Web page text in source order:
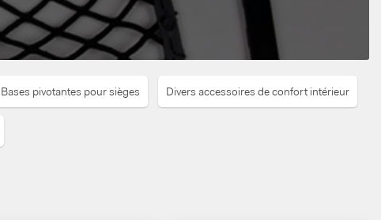
Bases pivotantes pour sièges Divers accessoires de confort intérieur